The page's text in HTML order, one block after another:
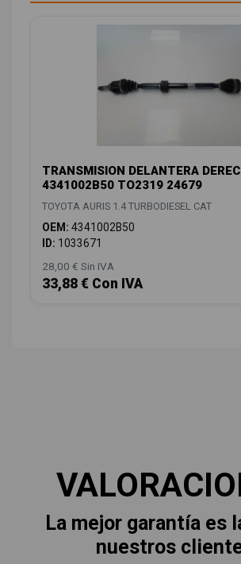
TRANSMISION DELANTERA
4341002B50 TO2319 24679
TOYOTA AURIS 1.4 TURBODIESEL CAT
OEM: 4341002B50
ID: 1033671
28,00 € Sin IVA
33,88 € Con IVA
La mejor garantía es
nuestros